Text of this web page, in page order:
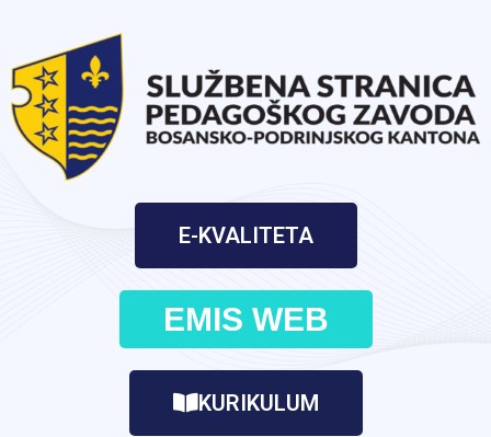
E-KVALITETA
EMIS WEB
KURIKULUM